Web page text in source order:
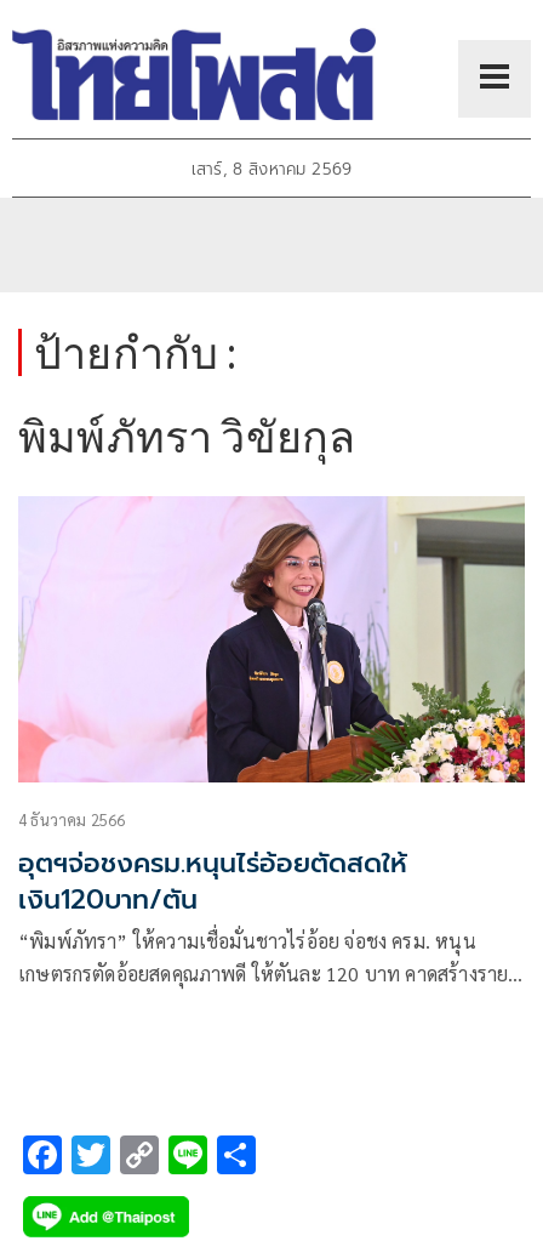
เสาร์, 8 สิงหาคม 2569
ป้ายกำกับ :
พิมพ์ภัทรา วิขัยกุล
4 ธันวาคม 2566
อุตฯจ่อชงครม.หนุนไร่อ้อยตัดสดให้
เงิน120บาท/ตัน
“พิมพ์ภัทรา” ให้ความเชื่อมั่นชาวไร่อ้อย จ่อชง ครม. หนุน
เกษตรกรตัดอ้อยสดคุณภาพดี ให้ตันละ 120 บาท คาดสร้างราย
F
ac
e
T
wi
tt
C
o
p
Li